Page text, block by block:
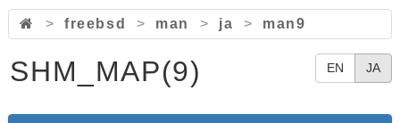
> freebsd > man > ja > man9
EN JA
SHM_MAP(9)